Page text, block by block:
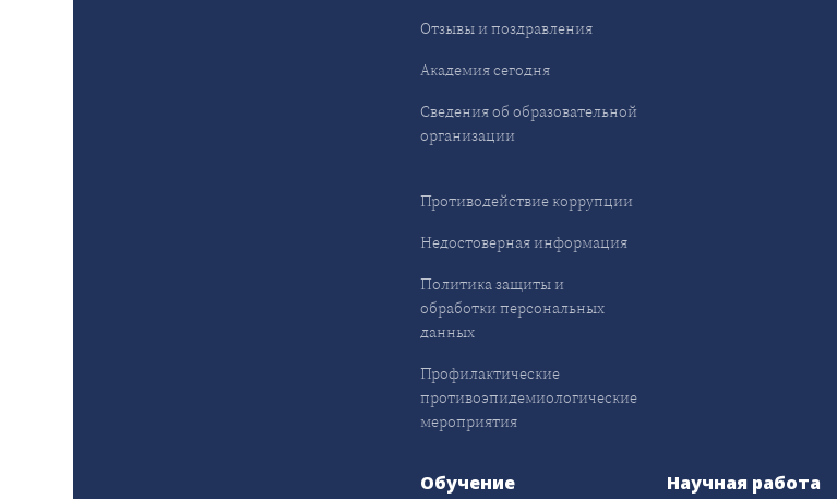
Отзывы и поздравления
Академия сегодня
Сведения об образовательной
организации
Противодействие коррупции
Недостоверная информация
Политика защиты и
обработки персональных
данных
Профилактические
противоэпидемиологические
мероприятия
Обучение Научная работа